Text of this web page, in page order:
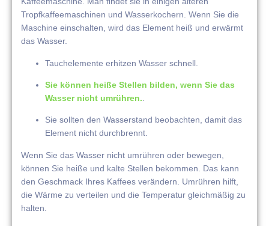
Tropfkaffeemaschinen und Wasserkochern. Wenn Sie die
Maschine einschalten, wird das Element heiß und erwärmt
das Wasser.
Tauchelemente erhitzen Wasser schnell.
Sie können heiße Stellen bilden, wenn Sie das
Wasser nicht umrühren.
Sie sollten den Wasserstand beobachten, damit das
Element nicht durchbrennt.
Wenn Sie das Wasser nicht umrühren oder bewegen,
können Sie heiße und kalte Stellen bekommen. Das kann
den Geschmack Ihres Kaffees verändern. Umrühren hilft,
die Wärme zu verteilen und die Temperatur gleichmäßig zu
halten.